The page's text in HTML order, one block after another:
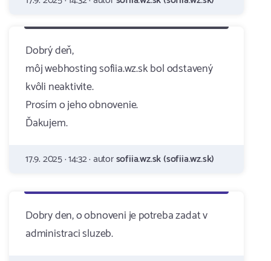
Dobrý deň,
môj webhosting sofiia.wz.sk bol odstavený
kvôli neaktivite.
Prosím o jeho obnovenie.
Ďakujem.
17.9. 2025 · 14:32 · autorsofiia.wz.sk (sofiia.wz.sk)
Dobry den, o obnoveni je potreba zadat v
administraci sluzeb.